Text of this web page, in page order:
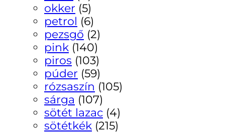
okker (5)
petrol (6)
pezsgő (2)
pink (140)
piros (103)
púder (59)
rózsaszín (105)
sárga (107)
sötét lazac (4)
sötétkék (215)